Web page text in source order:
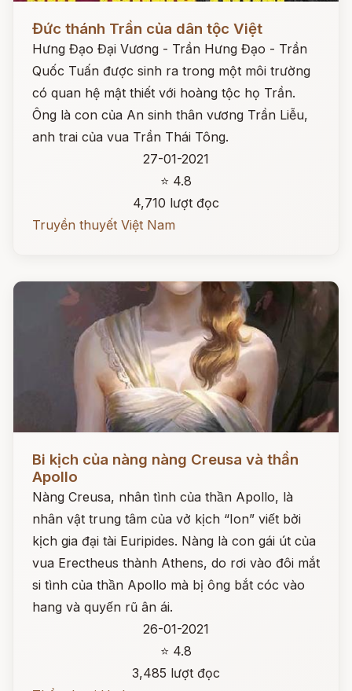
Đức thánh Trần của dân tộc Việt
Hưng Đạo Đại Vương - Trần Hưng Đạo - Trần
Quốc Tuấn được sinh ra trong một môi trường
có quan hệ mật thiết với hoàng tộc họ Trần.
Ông là con của An sinh thân vương Trần Liễu,
anh trai của vua Trần Thái Tông.
27-01-2021
⭐ 4.8
4,710 lượt đọc
Truyền thuyết Việt Nam
Bi kịch của nàng nàng Creusa và thần
Apollo
Nàng Creusa, nhân tình của thần Apollo, là
nhân vật trung tâm của vở kịch “Ion” viết bởi
kịch gia đại tài Euripides. Nàng là con gái út của
vua Erectheus thành Athens, do rơi vào đôi mắt
si tình của thần Apollo mà bị ông bắt cóc vào
hang và quyến rũ ân ái.
26-01-2021
⭐ 4.8
3,485 lượt đọc